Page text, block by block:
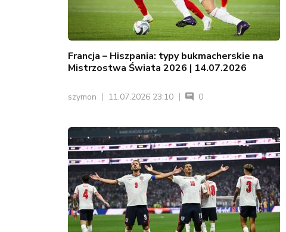
Francja – Hiszpania: typy bukmacherskie na
Mistrzostwa Świata 2026 | 14.07.2026
szymon 11.07.2026 23:10 0